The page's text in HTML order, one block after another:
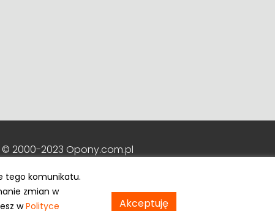
2000-2023 Opony.com.pl
tego komunikatu.
zmian w
wPolityce Akceptuję